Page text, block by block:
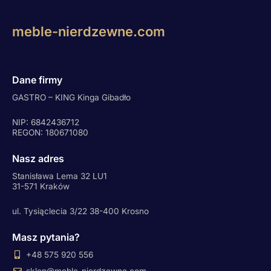
meble-nierdzewne.com
Dane firmy
GASTRO – KING Kinga Gibadło
NIP: 6842436712
REGON: 180671080
Nasz adres
Stanisława Lema 32 LU1
31-571 Kraków
ul. Tysiąclecia 3/22 38-400 Krosno
Masz pytania?
+48 575 920 556